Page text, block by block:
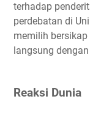
terhadap
perdebatan di
memilih
langsung
Reaksi Dunia